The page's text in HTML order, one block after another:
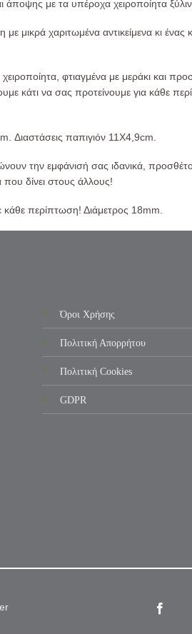
με τα υπέροχα χειροποίητα
με μικρά χαριτωμένα αντικείμενα κι
χειροποίητα, φτιαγμένα με μεράκι και
κάτι να σας προτείνουμε για κάθε
Διαστάσεις παπιγιόν 11Χ4,9cm.
την εμφάνισή σας ιδανικά,
που δίνει στους άλλους!
κάθε περίπτωση! Διάμετρος 18mm.
Όροι Χρήσης
Πολιτική Απορρήτου
Πολιτική Cookies
GDPR